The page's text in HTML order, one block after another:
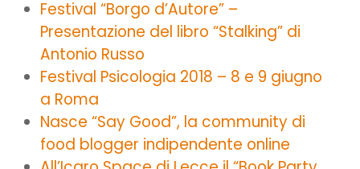
Festival “Borgo d’Autore” –
Presentazione del libro “Stalking” di
Antonio Russo
Festival Psicologia 2018 – 8 e 9 giugno
a Roma
Nasce “Say Good”, la community di
food blogger indipendente online